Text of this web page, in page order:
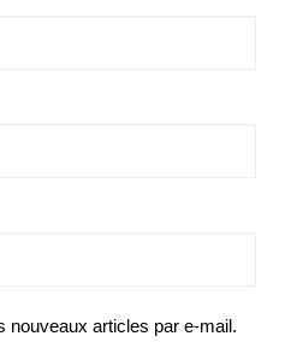
nouveaux articles par e-mail.